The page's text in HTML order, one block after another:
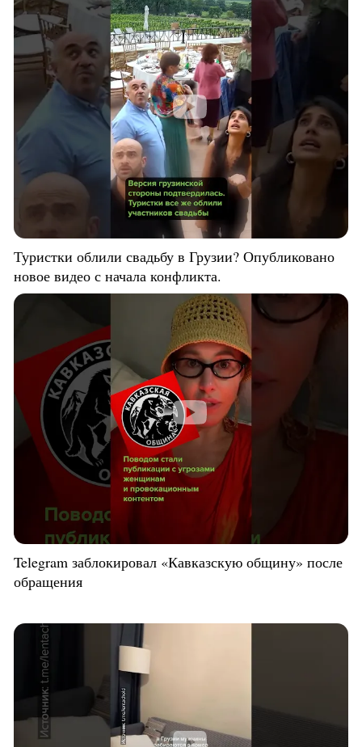
Туристки облили свадьбу в Грузии? Опубликовано
новое видео с начала конфликта.
Telegram заблокировал «Кавказскую общину» после
обращения